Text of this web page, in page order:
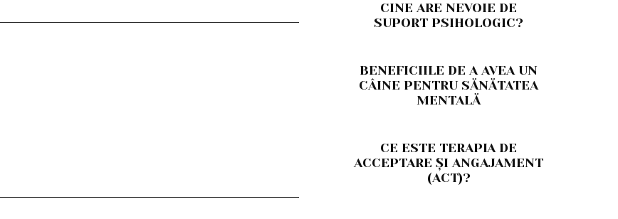
CINE ARE NEVOIE DE
SUPORT PSIHOLOGIC?
BENEFICIILE DE A AVEA UN
CÂINE PENTRU SĂNĂTATEA
MENTALĂ
CE ESTE TERAPIA DE
ACCEPTARE ȘI ANGAJAMENT
(ACT)?